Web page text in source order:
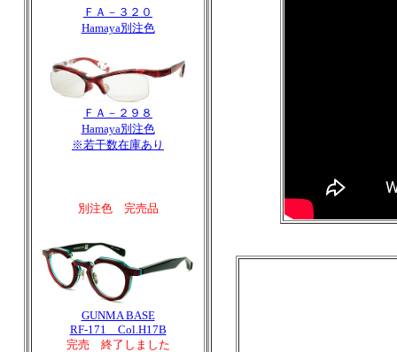
ＦＡ－３２０
Hamaya別注色
ＦＡ－２９８
Hamaya別注色
※若干数在庫あり
別注色 完売品
GUNMA BASE
RF-171 Col.H17B
完売 終了しました